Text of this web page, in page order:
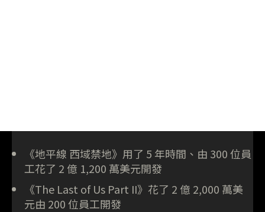
《地平線 西域禁地》用了 5 年時間、由 300 位員
工花了 2 億 1,200 萬美元開發
《The Last of Us Part II》花了 2 億 2,000 萬美
元由 200 位員工開發